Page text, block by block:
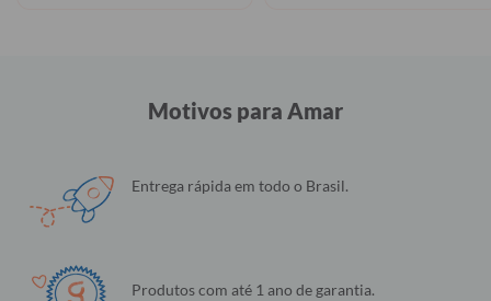
Motivos para Amar
Entrega rápida em todo o Brasil.
Produtos com até 1 ano de garantia.